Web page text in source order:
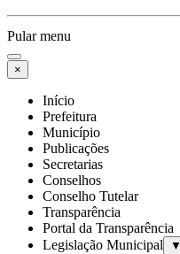
Pular menu
×
Início
Prefeitura
Município
Publicações
Secretarias
Conselhos
Conselho Tutelar
Transparência
Portal da Transparência
Legislação Municipal
▼